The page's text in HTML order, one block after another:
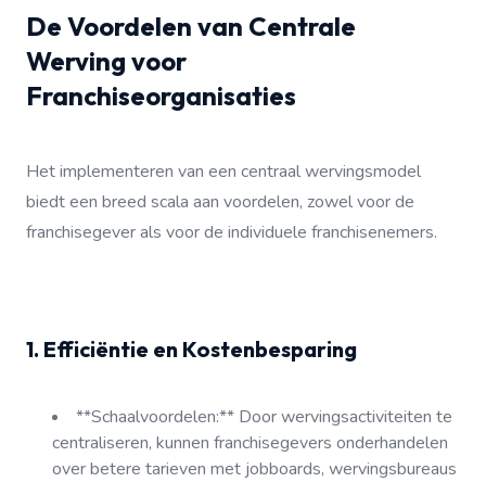
De Voordelen van Centrale
Werving voor
Franchiseorganisaties
Het implementeren van een centraal wervingsmodel
biedt een breed scala aan voordelen, zowel voor de
franchisegever als voor de individuele franchisenemers.
1. Efficiëntie en Kostenbesparing
**Schaalvoordelen:** Door wervingsactiviteiten te
centraliseren, kunnen franchisegevers onderhandelen
over betere tarieven met jobboards, wervingsbureaus